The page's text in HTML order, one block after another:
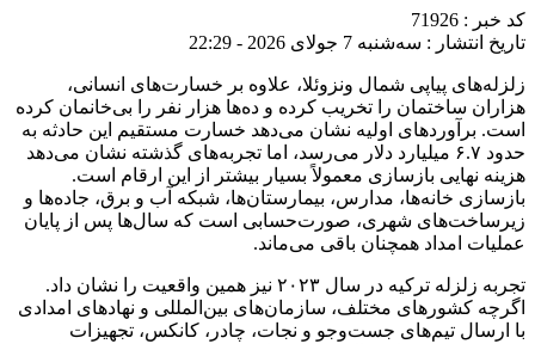
کد خبر : 71926
تاریخ انتشار : سه‌شنبه 7 جولای 2026 - 22:29
زلزله‌های پیاپی شمال ونزوئلا، علاوه بر خسارت‌های انسانی،
هزاران ساختمان را تخریب کرده و ده‌ها هزار نفر را بی‌خانمان کرده
است. برآوردهای اولیه نشان می‌دهد خسارت مستقیم این حادثه به
حدود ۶.۷ میلیارد دلار می‌رسد، اما تجربه‌های گذشته نشان می‌دهد
هزینه نهایی بازسازی معمولاً بسیار بیشتر از این ارقام است.
بازسازی خانه‌ها، مدارس، بیمارستان‌ها، شبکه آب و برق، جاده‌ها و
زیرساخت‌های شهری، صورت‌حسابی است که سال‌ها پس از پایان
عملیات امداد همچنان باقی می‌ماند.
تجربه زلزله ترکیه در سال ۲۰۲۳ نیز همین واقعیت را نشان داد.
اگرچه کشورهای مختلف، سازمان‌های بین‌المللی و نهادهای امدادی
با ارسال تیم‌های جست‌وجو و نجات، چادر، کانکس، تجهیزات